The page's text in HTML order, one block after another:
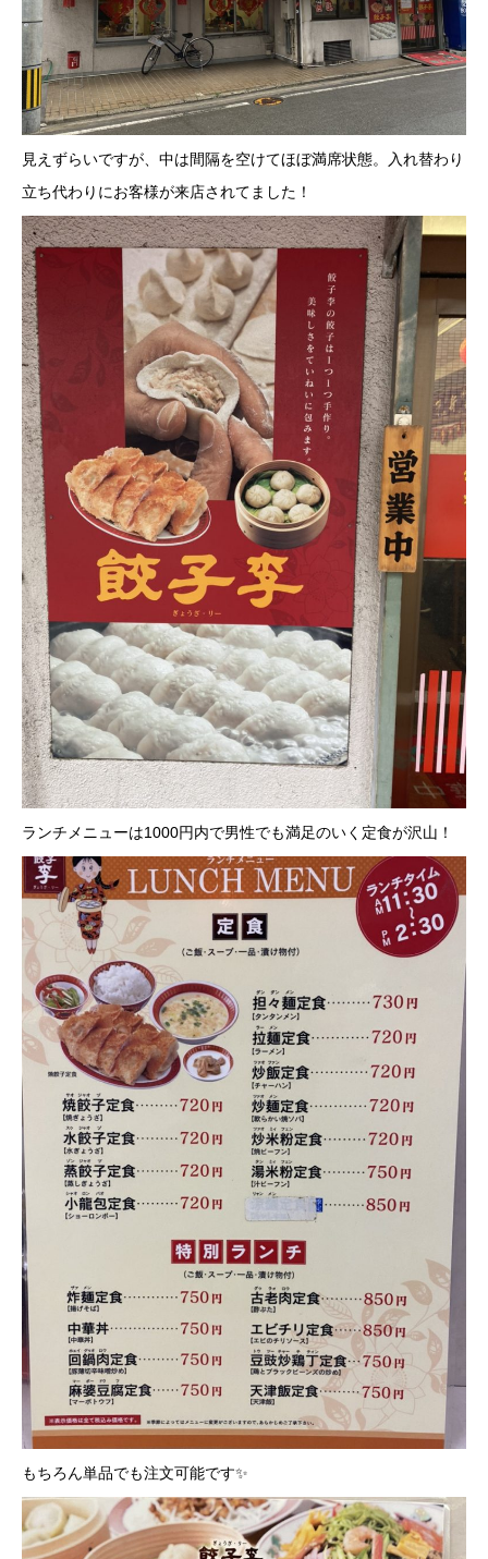
見えずらいですが、中は間隔を空けてほぼ満席状態。入れ替わり
立ち代わりにお客様が来店されてました！
ランチメニューは1000円内で男性でも満足のいく定食が沢山！
もちろん単品でも注文可能です✨